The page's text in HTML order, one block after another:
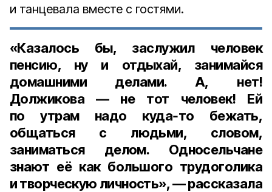
и танцевала вместе с гостями.
«Казалось бы, заслужил человек
пенсию, ну и отдыхай, занимайся
домашними делами. А, нет!
Должикова — не тот человек! Ей
по утрам надо куда‑то бежать,
общаться с людьми, словом,
заниматься делом. Односельчане
знают её как большого трудоголика
и творческую личность», — рассказала